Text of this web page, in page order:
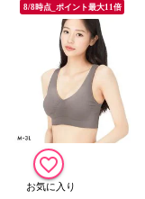
8/8時点_ポイント最大11倍